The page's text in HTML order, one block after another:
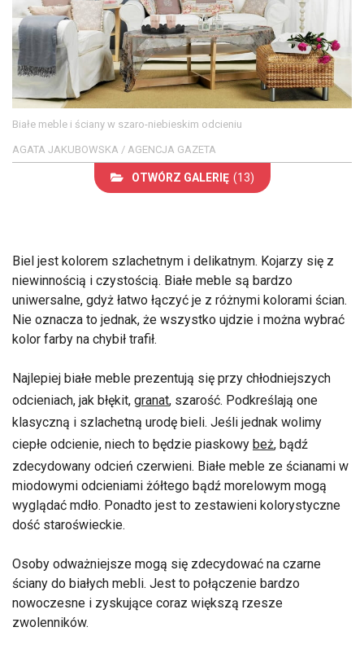
Białe meble i ściany w szaro-niebieskim odcieniu
AGATA JAKUBOWSKA / AGENCJA GAZETA
OTWÓRZ GALERIĘ (13)
Biel jest kolorem szlachetnym i delikatnym. Kojarzy się z
niewinnością i czystością. Białe meble są bardzo
uniwersalne, gdyż łatwo łączyć je z różnymi kolorami ścian.
Nie oznacza to jednak, że wszystko ujdzie i można wybrać
kolor farby na chybił trafił.
Najlepiej białe meble prezentują się przy chłodniejszych
odcieniach, jak błękit, granat, szarość. Podkreślają one
klasyczną i szlachetną urodę bieli. Jeśli jednak wolimy
ciepłe odcienie, niech to będzie piaskowy beż, bądź
zdecydowany odcień czerwieni. Białe meble ze ścianami w
miodowymi odcieniami żółtego bądź morelowym mogą
wyglądać mdło. Ponadto jest to zestawieni kolorystyczne
dość staroświeckie.
Osoby odważniejsze mogą się zdecydować na czarne
ściany do białych mebli. Jest to połączenie bardzo
nowoczesne i zyskujące coraz większą rzesze
zwolenników.